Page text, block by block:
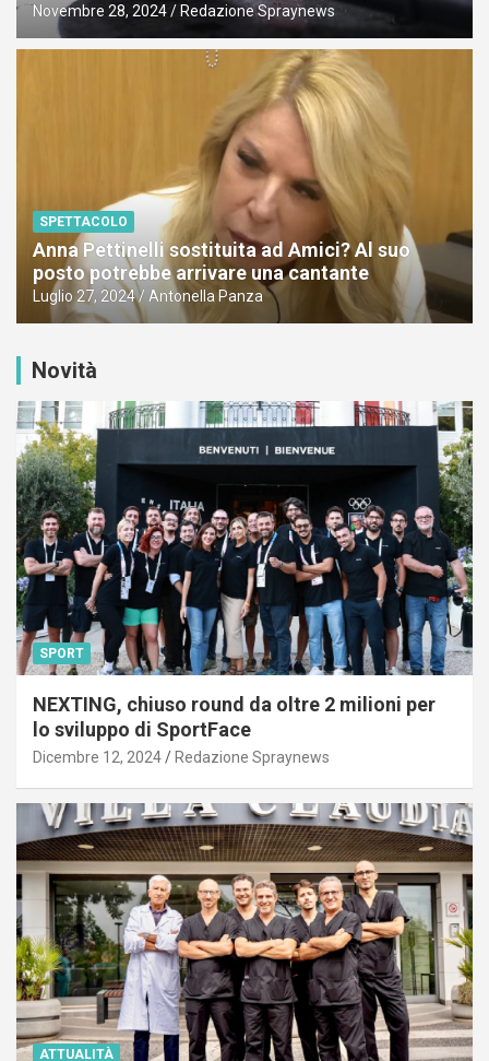
Novembre 28, 2024 Redazione Spraynews
SPETTACOLO
Anna Pettinelli sostituita ad Amici? Al suo
posto potrebbe arrivare una cantante
Luglio 27, 2024 Antonella Panza
Novità
SPORT
NEXTING, chiuso round da oltre 2 milioni per
lo sviluppo di SportFace
Dicembre 12, 2024 Redazione Spraynews
ATTUALITÀ